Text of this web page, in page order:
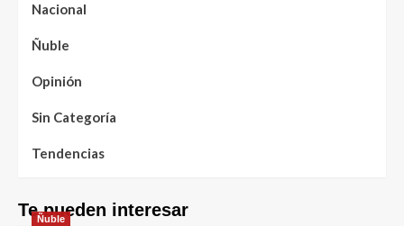
Nacional
Ñuble
Opinión
Sin Categoría
Tendencias
Te pueden interesar
Ñuble